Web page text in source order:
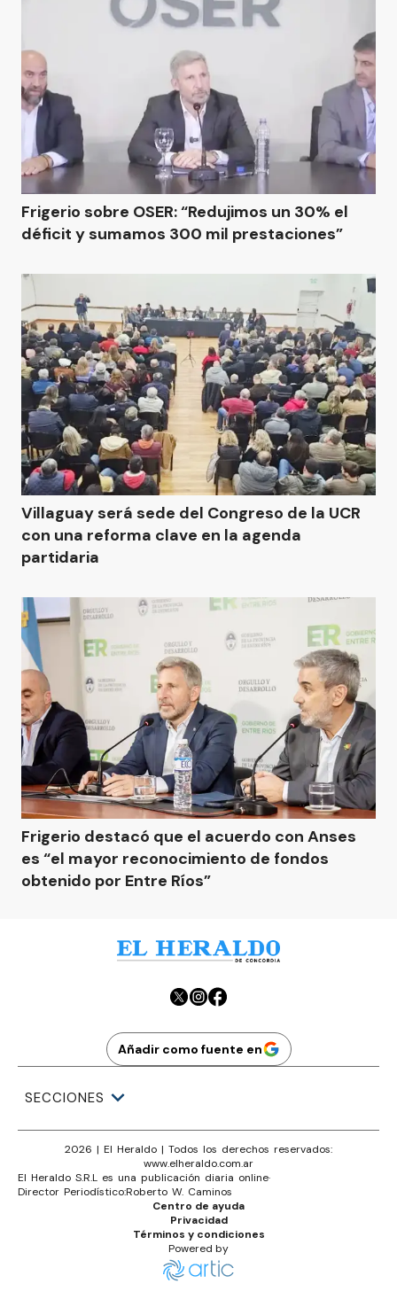
Frigerio sobre OSER: “Redujimos un 30% el
déficit y sumamos 300 mil prestaciones”
Villaguay será sede del Congreso de la UCR
con una reforma clave en la agenda
partidaria
Frigerio destacó que el acuerdo con Anses
es “el mayor reconocimiento de fondos
obtenido por Entre Ríos”
Añadir como fuente en
SECCIONES
2026 | El Heraldo | Todos los derechos reservados:
www.elheraldo.com.ar
El Heraldo S.R.L es una publicación diaria online·
Director Periodístico:Roberto W. Caminos
Términos y condiciones
Privacidad
Centro de ayuda
Powered by